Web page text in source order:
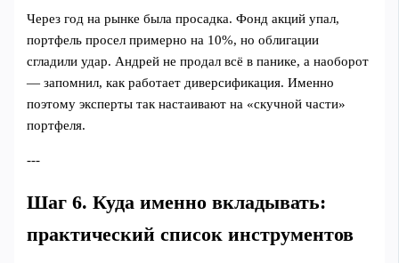
Через год на рынке была просадка. Фонд акций упал,
портфель просел примерно на 10%, но облигации
сгладили удар. Андрей не продал всё в панике, а наоборот
— запомнил, как работает диверсификация. Именно
поэтому эксперты так настаивают на «скучной части»
портфеля.
---
Шаг 6. Куда именно вкладывать:
практический список инструментов